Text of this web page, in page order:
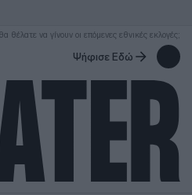
θέλατε να γίνουν οι επόμενες εθνικές εκλογές;
Ψήφισε Εδώ